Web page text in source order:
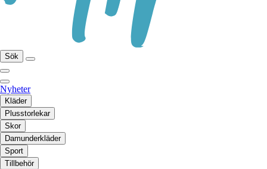
Sök
Nyheter
Kläder
Plusstorlekar
Skor
Damunderkläder
Sport
Tillbehör